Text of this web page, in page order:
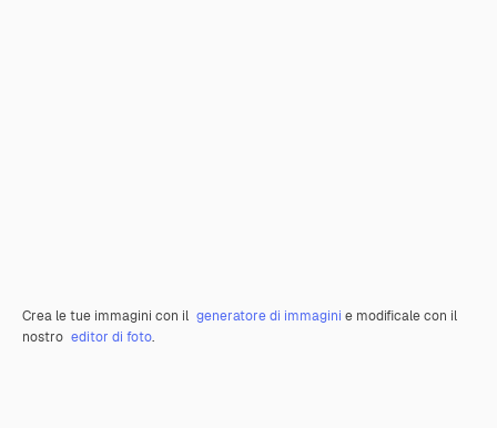
Crea le tue immagini con il generatore di immagini e modificale con il
nostro editor di foto.